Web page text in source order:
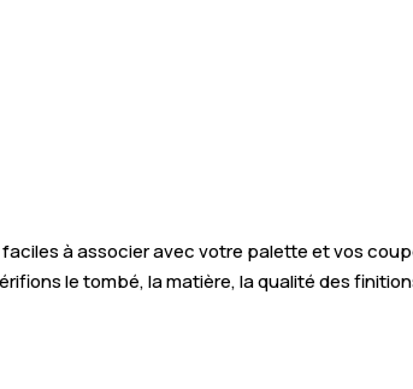
à associer avec votre palette et vos
le tombé, la matière, la qualité des